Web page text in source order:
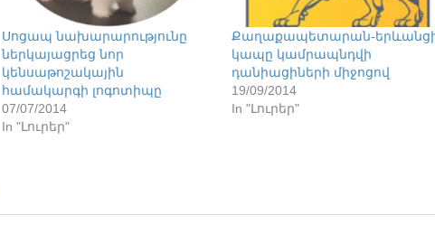
Սոցապ նախարարությունը
ներկայացրեց նոր
կենսաթոշակային
համակարգի լոգոտիպը
07/07/2014
In "Լուրեր"
Քաղաքապետարան-
կապը կամրապնդվի
դանիացիների միջոցով
19/09/2014
In "Լուրեր"